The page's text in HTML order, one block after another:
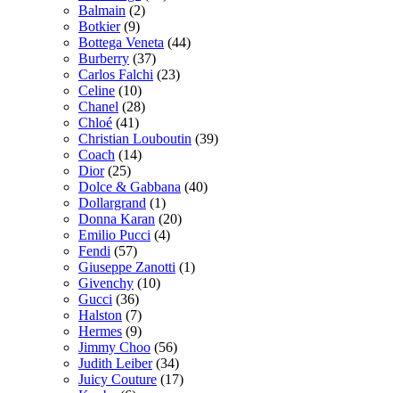
Balmain (2)
Botkier(9)
Bottega Veneta (44)
Burberry (37)
Carlos Falchi (23)
Celine (10)
Chanel (28)
Chloé (41)
Christian Louboutin (39)
Coach (14)
Dior(25)
Dolce & Gabbana (40)
Dollargrand (1)
Donna Karan (20)
Emilio Pucci (4)
Fendi (57)
Giuseppe Zanotti (1)
Givenchy (10)
Gucci (36)
Halston (7)
Hermes (9)
Jimmy Choo (56)
Judith Leiber(34)
Juicy Couture (17)